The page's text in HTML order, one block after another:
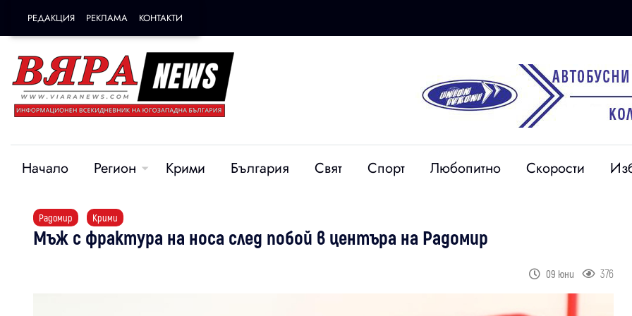
РЕДАКЦИЯ РЕКЛАМА КОНТАКТИ
Начало Регион Крими България Свят Спорт Любопитно Скорости
Радомир Крими
Мъж с фрактура на носа след побой в центъра на Радомир
09 юни 376